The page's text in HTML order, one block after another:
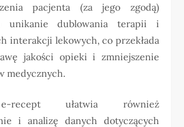
pacjenta (za jego zgodą)
unikanie dublowania terapii i
interakcji lekowych, co przekłada
jakości opieki i zmniejszenie
medycznych.
recept ułatwia również
i analizę danych dotyczących